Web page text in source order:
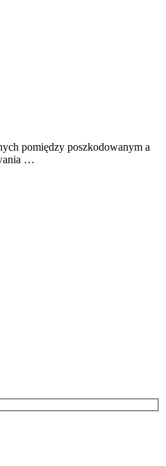
pomiędzy poszkodowanym a
…